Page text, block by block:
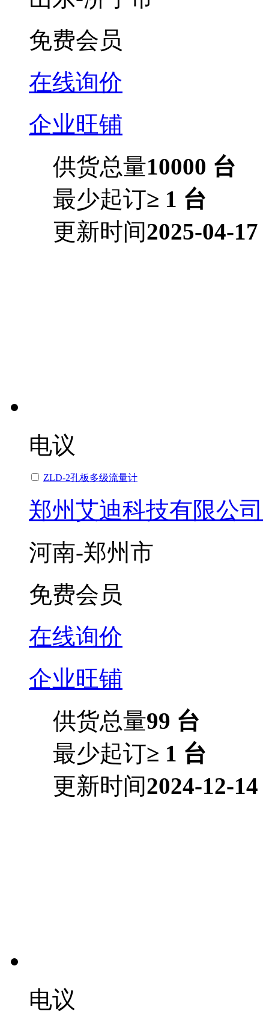
免费会员
在线询价
企业旺铺
供货总量10000 台
最少起订≥ 1 台
更新时间2025-04-17
电议
ZLD-2孔板多级流量计
郑州艾迪科技有限公司
河南-郑州市
免费会员
在线询价
企业旺铺
供货总量99 台
最少起订≥ 1 台
更新时间2024-12-14
电议